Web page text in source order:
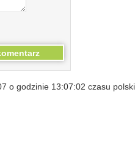
o godzinie 13:07:02 czasu